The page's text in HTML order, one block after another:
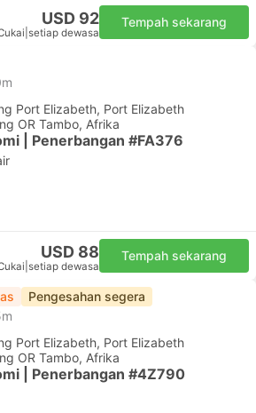
USD 92
setiap dewasa
Tempah sekarang
Port Elizabeth, Port Elizabeth
OR Tambo, Afrika
| Penerbangan #FA376
USD 88
setiap dewasa
Tempah sekarang
Pengesahan segera
Port Elizabeth, Port Elizabeth
OR Tambo, Afrika
| Penerbangan #4Z790